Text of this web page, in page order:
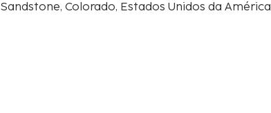
Sandstone, Colorado, Estados Unidos da América